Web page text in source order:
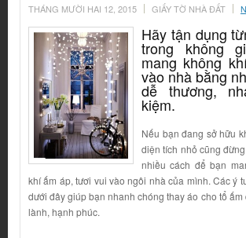
THÁNG MƯỜI HAI 12, 2015 GIẤY TỜ NHÀ ĐẤT
Hãy tận dụng
trong không
mang không
vào nhà bằng
dễ thương,
kiệm.
Nếu bạn đang sở hữu
diện tích nhỏ cũng
nhiều cách để bạn
khí ấm áp, tươi vui vào ngôi nhà của mình. Các ý
dưới đây giúp bạn nhanh chóng thay áo cho tổ
lành, hạnh phúc.